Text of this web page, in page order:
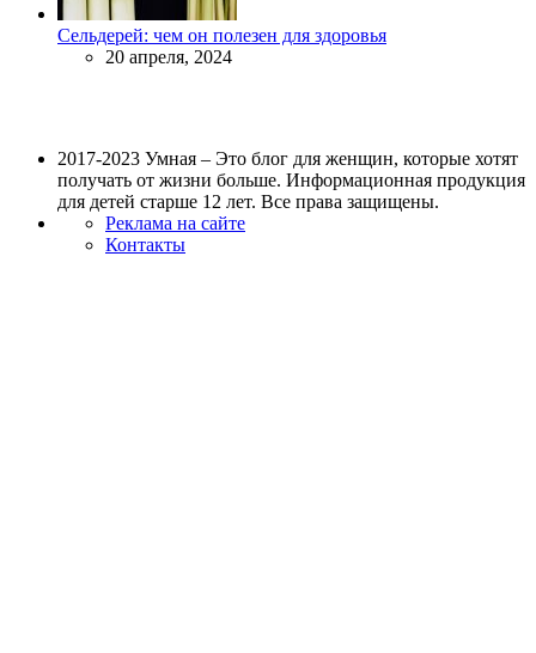
Сельдерей: чем он полезен для здоровья
20 апреля, 2024
2017-2023 Умная – Это блог для женщин, которые хотят
получать от жизни больше. Информационная продукция
для детей старше 12 лет. Все права защищены.
Реклама на сайте
Контакты